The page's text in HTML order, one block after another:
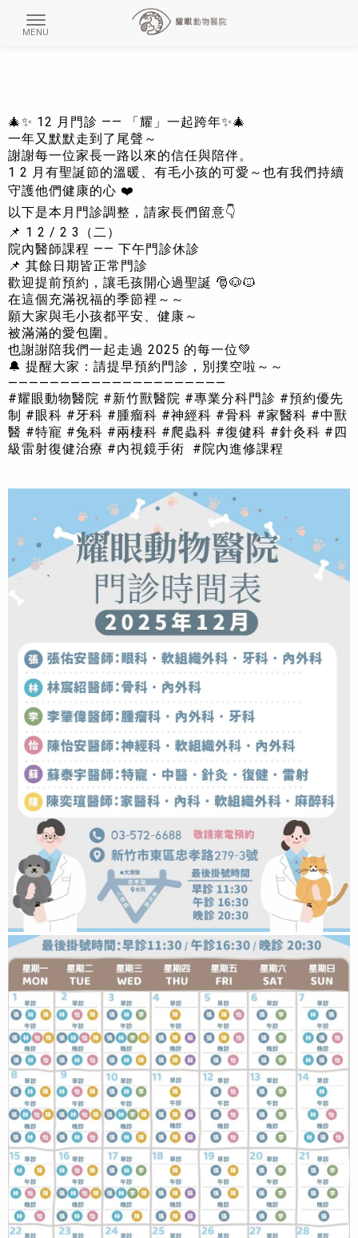
🎄✨ 12 月門診 —— 「耀」一起跨年✨🎄
一年又默默走到了尾聲～
謝謝每一位家長一路以來的信任與陪伴。
1 2 月有聖誕節的溫暖、有毛小孩的可愛～也有我們持續
守護他們健康的心 ❤️
以下是本月門診調整，請家長們留意👇
📌 1 2 / 2 3（二）
院內醫師課程 —— 下午門診休診
📌 其餘日期皆正常門診
歡迎提前預約，讓毛孩開心過聖誕 🎅🐶🐱
在這個充滿祝福的季節裡～～
願大家與毛小孩都平安、健康～
被滿滿的愛包圍。
也謝謝陪我們一起走過 2025 的每一位💚
🔔 提醒大家：請提早預約門診，別撲空啦～～
—————————————————————
#耀眼動物醫院 #新竹獸醫院 #專業分科門診 #預約優先
制 #眼科 #牙科 #腫瘤科 #神經科 #骨科 #家醫科 #中獸
醫 #特寵 #兔科 #兩棲科 #爬蟲科 #復健科 #針灸科 #四
級雷射復健治療 #內視鏡手術 #院內進修課程